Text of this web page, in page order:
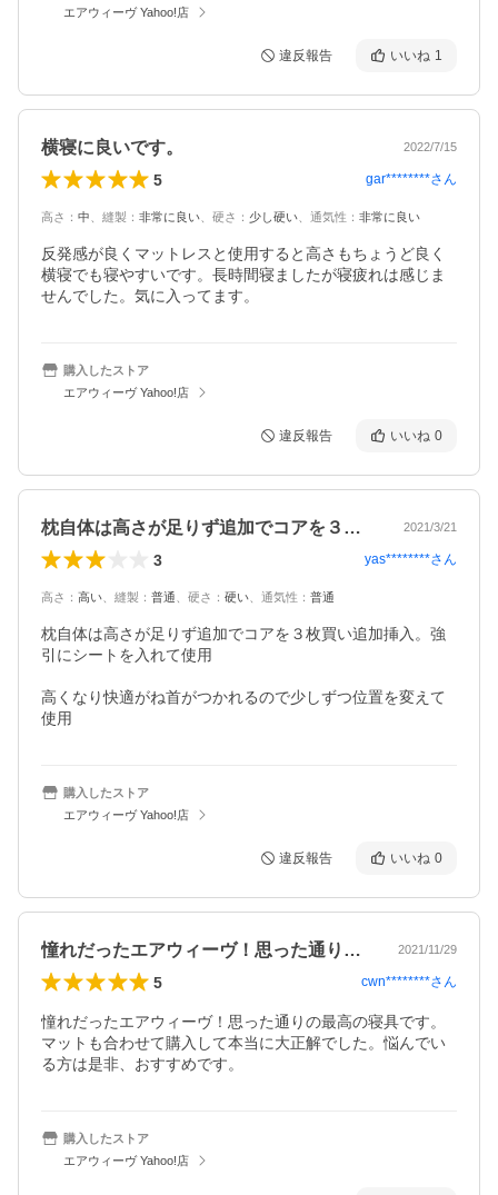
エアウィーヴ Yahoo!店
違反報告 いいね 1
横寝に良いです。 2022/7/15
5 gar********さん
高さ ： 中 縫製 ： 非常に良い 硬さ ： 少し硬い 通気性 ： 非常に良い
反発感が良くマットレスと使用すると高さもちょうど良く
横寝でも寝やすいです。長時間寝ましたが寝疲れは感じま
せんでした。気に入ってます。
購入したストア
エアウィーヴ Yahoo!店
違反報告 いいね 0
枕自体は高さが足りず追加でコアを３枚買… 2021/3/21
3 yas********さん
高さ ： 高い 縫製 ： 普通 硬さ ： 硬い 通気性 ： 普通
枕自体は高さが足りず追加でコアを３枚買い追加挿入。強
引にシートを入れて使用
高くなり快適がね首がつかれるので少しずつ位置を変えて
使用
購入したストア
エアウィーヴ Yahoo!店
違反報告 いいね 0
憧れだったエアウィーヴ！思った通りの最… 2021/11/29
5 cwn********さん
憧れだったエアウィーヴ！思った通りの最高の寝具です。
マットも合わせて購入して本当に大正解でした。悩んでい
る方は是非、おすすめです。
購入したストア
エアウィーヴ Yahoo!店